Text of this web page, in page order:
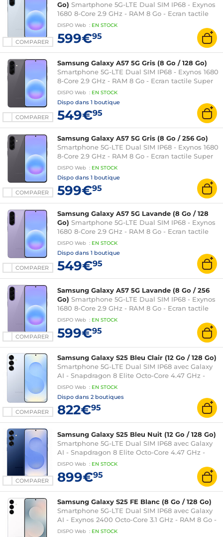
COMPARER
Go) Smartphone 5G-LTE Dual SIM IP68 - Exynos
1680 8-Core 2.9 GHz - RAM 8 Go - Ecran tactile
Super AMOLED Plus 120 Hz 6.7" 1080 x 2340 -
256 Go - NFC/Bluetooth 6 - 5000 mAh - Android
16
DISPO Web : EN STOCK
599€95
COMPARER
Samsung Galaxy A57 5G Gris (8 Go / 128 Go)
Smartphone 5G-LTE Dual SIM IP68 - Exynos 1680
8-Core 2.9 GHz - RAM 8 Go - Ecran tactile Super
AMOLED Plus 120 Hz 6.7" 1080 x 2340 - 128 Go -
NFC/Bluetooth 6 - 5000 mAh - Android 16
DISPO Web : EN STOCK
Dispo dans 1 boutique
549€95
COMPARER
Samsung Galaxy A57 5G Gris (8 Go / 256 Go)
Smartphone 5G-LTE Dual SIM IP68 - Exynos 1680
8-Core 2.9 GHz - RAM 8 Go - Ecran tactile Super
AMOLED Plus 120 Hz 6.7" 1080 x 2340 - 256 Go -
NFC/Bluetooth 6 - 5000 mAh - Android 16
DISPO Web : EN STOCK
Dispo dans 1 boutique
599€95
COMPARER
Samsung Galaxy A57 5G Lavande (8 Go / 128
Go) Smartphone 5G-LTE Dual SIM IP68 - Exynos
1680 8-Core 2.9 GHz - RAM 8 Go - Ecran tactile
Super AMOLED Plus 120 Hz 6.7" 1080 x 2340 - 128
Go - NFC/Bluetooth 6 - 5000 mAh - Android 16
DISPO Web : EN STOCK
Dispo dans 1 boutique
549€95
COMPARER
Samsung Galaxy A57 5G Lavande (8 Go / 256
Go) Smartphone 5G-LTE Dual SIM IP68 - Exynos
1680 8-Core 2.9 GHz - RAM 8 Go - Ecran tactile
Super AMOLED Plus 120 Hz 6.7" 1080 x 2340 -
256 Go - NFC/Bluetooth 6 - 5000 mAh - Android
16
DISPO Web : EN STOCK
599€95
COMPARER
Samsung Galaxy S25 Bleu Clair (12 Go / 128 Go)
Smartphone 5G-LTE Dual SIM IP68 avec Galaxy
AI - Snapdragon 8 Elite Octo-Core 4.47 GHz -
RAM 12 Go - Ecran tactile Dynamic AMOLED 2X
120 Hz 6.2" 1080 x 2340 - 128 Go - NFC/Bluetooth
5.4 - 4000 mAh - Android 15
DISPO Web : EN STOCK
Dispo dans 2 boutiques
822€95
COMPARER
Samsung Galaxy S25 Bleu Nuit (12 Go / 128 Go)
Smartphone 5G-LTE Dual SIM IP68 avec Galaxy
AI - Snapdragon 8 Elite Octo-Core 4.47 GHz -
RAM 12 Go - Ecran tactile Dynamic AMOLED 2X
120 Hz 6.2" 1080 x 2340 - 128 Go - NFC/Bluetooth
5.4 - 4000 mAh - Android 15
DISPO Web : EN STOCK
899€95
Samsung Galaxy S25 FE Blanc (8 Go / 128 Go)
Smartphone 5G-LTE Dual SIM IP68 avec Galaxy
AI - Exynos 2400 Octo-Core 3.1 GHz - RAM 8 Go -
Ecran tactile Dynamic AMOLED 2X 120 Hz 6.7"
DISPO Web : EN STOCK